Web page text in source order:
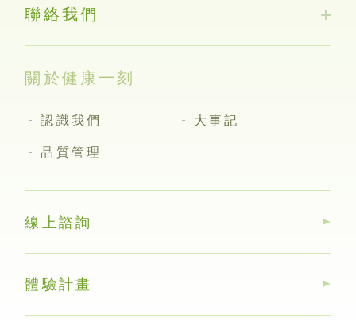
聯絡我們
關於健康一刻
認識我們
大事記
品質管理
線上諮詢
體驗計畫